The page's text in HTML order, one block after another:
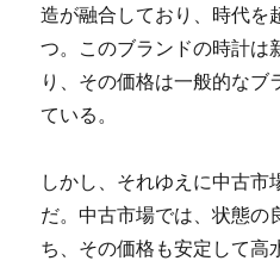
造が融合しており、時代を
つ。このブランドの時計は
り、その価格は一般的なブ
ている。
しかし、それゆえに中古市
だ。中古市場では、状態の
ち、その価格も安定して高